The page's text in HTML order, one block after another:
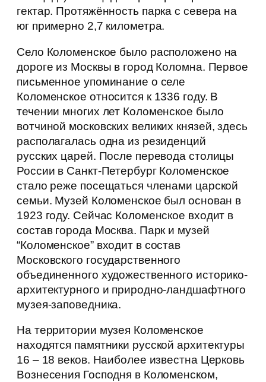
гектар. Протяжённость парка с севера на
юг примерно 2,7 километра.
Село Коломенское было расположено на
дороге из Москвы в город Коломна. Первое
письменное упоминание о селе
Коломенское относится к 1336 году. В
течении многих лет Коломенское было
вотчиной московских великих князей, здесь
располагалась одна из резиденций
русских царей. После перевода столицы
России в Санкт-Петербург Коломенское
стало реже посещаться членами царской
семьи. Музей Коломенское был основан в
1923 году. Сейчас Коломенское входит в
состав города Москва. Парк и музей
“Коломенское” входит в состав
Московского государственного
объединенного художественного историко-
архитектурного и природно-ландшафтного
музея-заповедника.
На территории музея Коломенское
находятся памятники русской архитектуры
16 – 18 веков. Наиболее известна Церковь
Вознесения Господня в Коломенском,